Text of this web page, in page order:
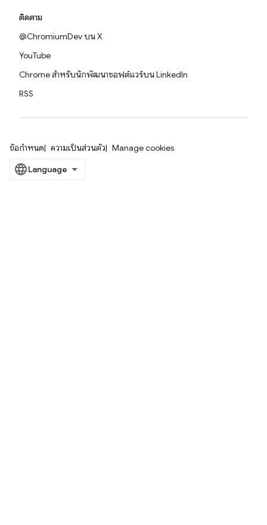
ติดตาม
@ChromiumDev บน X
YouTube
Chrome สำหรับนักพัฒนาซอฟต์แวร์บน LinkedIn
RSS
ข้อกำหนด ความเป็นส่วนตัว Manage cookies